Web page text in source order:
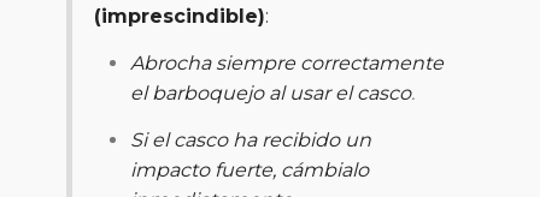
(imprescindible):
Abrocha siempre correctamente
el barboquejo al usar el casco.
Si el casco ha recibido un
impacto fuerte, cámbialo